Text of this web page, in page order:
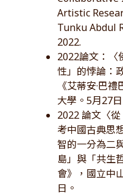
Artistic
Tunku Abdul
2022.
2022論文：〈
性」的悖論：
《艾蒂安·巴
大學。5月27日
2022 論文〈
考中國古典思
智的一分為二
島」與「共生
會》，國立中
日。